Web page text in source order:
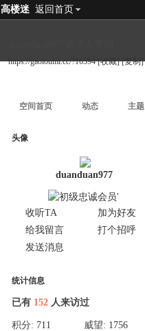
高楼迷 返回首页
https://gaoloumi.cc/?16594 [收藏] [复制]
空间首页 动态 主题
头像
duanduan977
收听TA
加为好友
给我留言
打个招呼
发送消息
统计信息
已有 152 人来访过
积分: 711 威望: 1756